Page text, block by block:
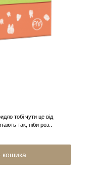
тобі чути це від
так, ніби роз..
кошика